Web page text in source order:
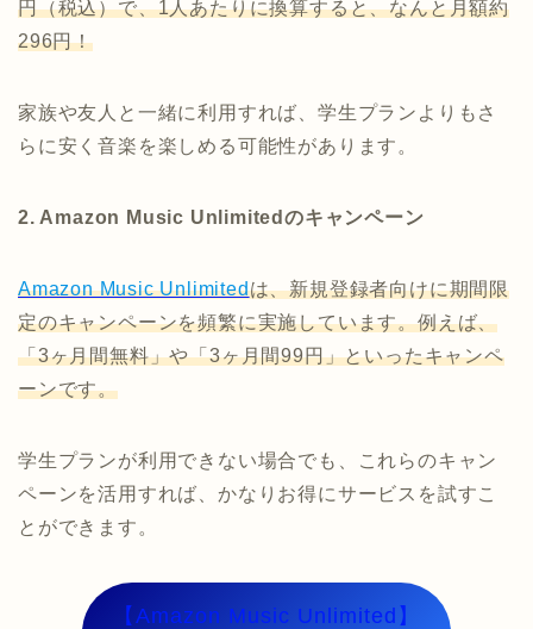
円（税込）で、1人あたりに換算すると、なんと月額約
296円！
家族や友人と一緒に利用すれば、学生プランよりもさ
らに安く音楽を楽しめる可能性があります。
2. Amazon Music Unlimitedのキャンペーン
Amazon Music Unlimitedは、新規登録者向けに期間限
定のキャンペーンを頻繁に実施しています。例えば、
「3ヶ月間無料」や「3ヶ月間99円」といったキャンペ
ーンです。
学生プランが利用できない場合でも、これらのキャン
ペーンを活用すれば、かなりお得にサービスを試すこ
とができます。
【Amazon Music Unlimited】